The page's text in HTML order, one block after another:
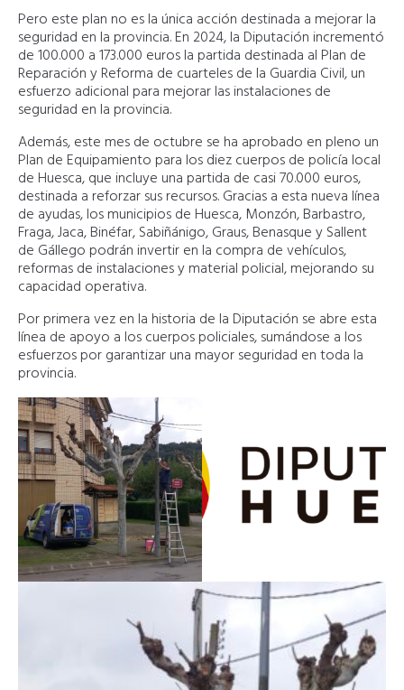
Pero este plan no es la única acción destinada a mejorar la
seguridad en la provincia. En 2024, la Diputación incrementó
de 100.000 a 173.000 euros la partida destinada al Plan de
Reparación y Reforma de cuarteles de la Guardia Civil, un
esfuerzo adicional para mejorar las instalaciones de
seguridad en la provincia.
Además, este mes de octubre se ha aprobado en pleno un
Plan de Equipamiento para los diez cuerpos de policía local
de Huesca, que incluye una partida de casi 70.000 euros,
destinada a reforzar sus recursos. Gracias a esta nueva línea
de ayudas, los municipios de Huesca, Monzón, Barbastro,
Fraga, Jaca, Binéfar, Sabiñánigo, Graus, Benasque y Sallent
de Gállego podrán invertir en la compra de vehículos,
reformas de instalaciones y material policial, mejorando su
capacidad operativa.
Por primera vez en la historia de la Diputación se abre esta
línea de apoyo a los cuerpos policiales, sumándose a los
esfuerzos por garantizar una mayor seguridad en toda la
provincia.